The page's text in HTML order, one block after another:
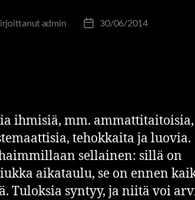
admin 30/06/2014
ihmisiä, mm. ammattitaitoisia,
tehokkaita ja luovia.
sellainen: sillä on
aikataulu, se on ennen
Tuloksia syntyy, ja niitä voi